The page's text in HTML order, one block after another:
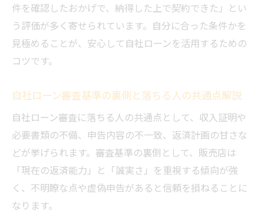
件を確認したおかげで、納得した上で契約できた」とい
う評価が多く寄せられています。自分に合った条件かを
見極めることが、安心して自社ローンを活用するための
コツです。
自社ローン審査基準の裏側と落ちる人の共通点解説
自社ローン審査に落ちる人の共通点として、収入証明や
必要書類の不備、申告内容の不一致、返済計画の甘さな
どが挙げられます。審査基準の裏側として、販売店は
「現在の返済能力」と「誠実さ」を重視する傾向が強
く、不明瞭な点や虚偽申告があると信頼を損ねることに
なります。